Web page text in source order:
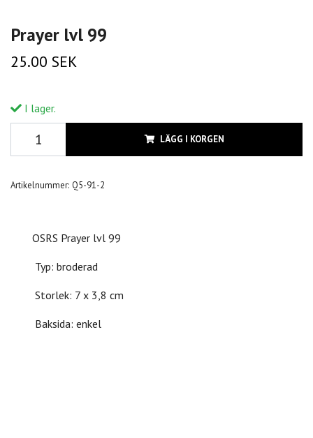
Prayer lvl 99
25.00 SEK
I lager.
LÄGG I KORGEN
Artikelnummer: Q5-91-2
OSRS Prayer lvl 99
Typ: broderad
Storlek: 7 x 3,8 cm
Baksida: enkel